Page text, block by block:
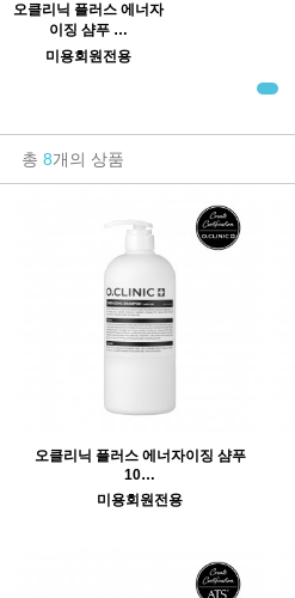
오클리닉 플러스 에너자
이징 샴푸 …
미용회원전용
총 8개의 상품
오클리닉 플러스 에너자이징 샴푸
10…
미용회원전용